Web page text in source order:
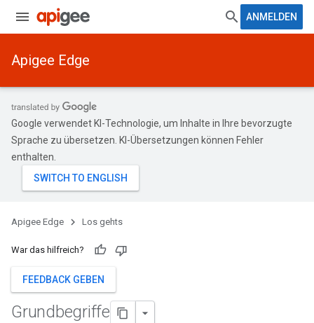
ANMELDEN
Apigee Edge
Google verwendet KI-Technologie, um Inhalte in Ihre bevorzugte
Sprache zu übersetzen. KI-Übersetzungen können Fehler
enthalten.
Apigee Edge Los gehts
War das hilfreich?
FEEDBACK GEBEN
Grundbegriffe